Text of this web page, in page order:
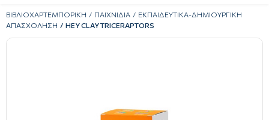
ΒΙΒΛΙΟΧΑΡΤΕΜΠΟΡΙΚΗ ΠΑΙΧΝΙΔΙΑ
ΕΚΠΑΙΔΕΥΤΙΚΑ-ΔΗΜΙΟΥΡΓΙΚΗ
ΑΠΑΣΧΟΛΗΣΗ
HEY CLAY TRICERAPTORS